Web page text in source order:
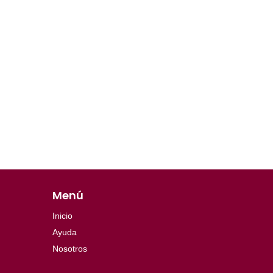
Menú
Inicio
Ayuda
Nosotros